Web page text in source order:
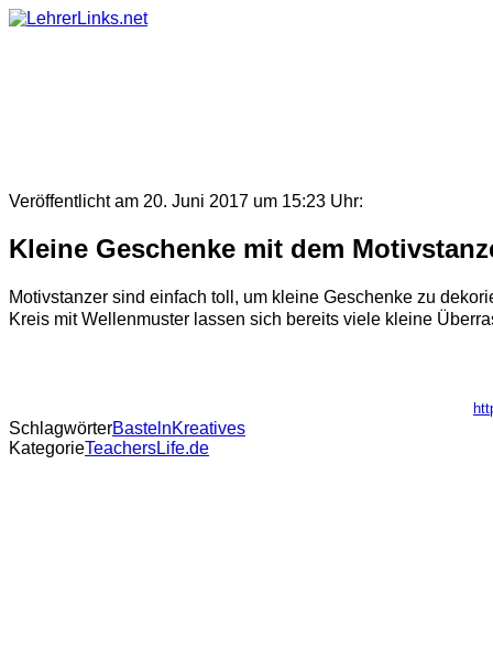
Skip
Veröffentlicht am 20. Juni 2017 um 15:23 Uhr:
Kleine Geschenke mit dem
Motivstanzer sind einfach toll, um kleine Geschenke zu
Kreis mit Wellenmuster lassen sich bereits viele kleine
SchlagwörterBastelnKreatives
KategorieTeachersLife.de